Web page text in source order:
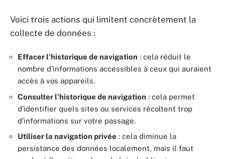
Voici trois actions qui limitent concrètement la
collecte de données :
Effacer l’historique de navigation : cela réduit le
nombre d’informations accessibles à ceux qui auraient
accès à vos appareils.
Consulter l’historique de navigation : cela permet
d’identifier quels sites ou services récoltent trop
d’informations sur votre passage.
Utiliser la navigation privée : cela diminue la
persistance des données localement, mais il faut